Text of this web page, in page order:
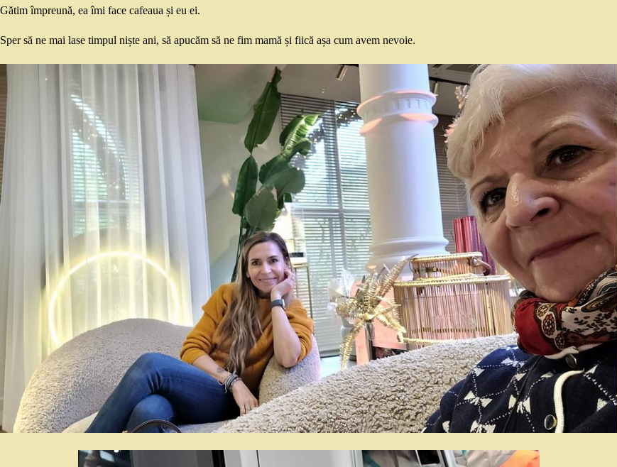
Gătim împreună, ea îmi face cafeaua și eu ei.
Sper să ne mai lase timpul niște ani, să apucăm să ne fim mamă și fiică așa cum avem nevoie.